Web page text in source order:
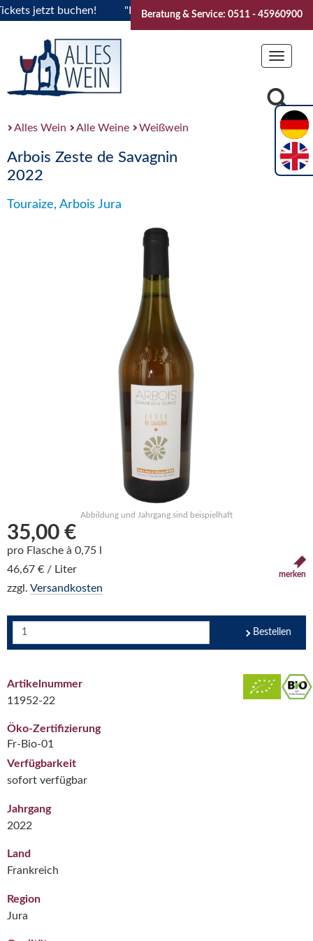
jetzt buchen! "Das Sommerfest 2026" Vive la
Beratung & Service: 0511 - 45960900
Toggle
Alles Wein Alle Weine Weißwein
Arbois Zeste de Savagnin
2022
Touraize, Arbois Jura
Abbildung und Jahrgang sind beispielhaft
35,00 €
pro Flasche à 0,75 l
46,67 € / Liter
zzgl. Versandkosten
merken
Bestellen
Artikelnummer
11952-22
Öko-Zertifizierung
Fr-Bio-01
Verfügbarkeit
sofort verfügbar
Jahrgang
2022
Land
Frankreich
Region
Jura